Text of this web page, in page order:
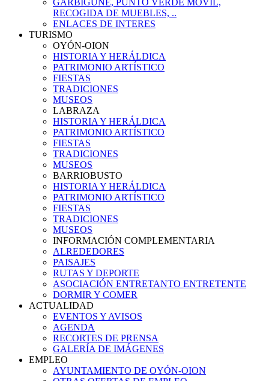
GARBIGUNE, PUNTO VERDE MOVIL,
RECOGIDA DE MUEBLES, ..
ENLACES DE INTERES
TURISMO
OYÓN-OION
HISTORIA Y HERÁLDICA
PATRIMONIO ARTÍSTICO
FIESTAS
TRADICIONES
MUSEOS
LABRAZA
HISTORIA Y HERÁLDICA
PATRIMONIO ARTÍSTICO
FIESTAS
TRADICIONES
MUSEOS
BARRIOBUSTO
HISTORIA Y HERÁLDICA
PATRIMONIO ARTÍSTICO
FIESTAS
TRADICIONES
MUSEOS
INFORMACIÓN COMPLEMENTARIA
ALREDEDORES
PAISAJES
RUTAS Y DEPORTE
ASOCIACIÓN ENTRETANTO ENTRETENTE
DORMIR Y COMER
ACTUALIDAD
EVENTOS Y AVISOS
AGENDA
RECORTES DE PRENSA
GALERÍA DE IMÁGENES
EMPLEO
AYUNTAMIENTO DE OYÓN-OION